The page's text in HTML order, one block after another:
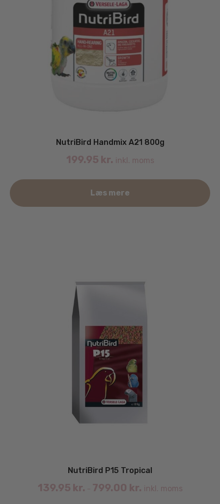
NutriBird Handmix A21 800g
199.95 kr. inkl. moms
Læs mere
NutriBird P15 Tropical
139.95 kr. – 799.00 kr. inkl. moms